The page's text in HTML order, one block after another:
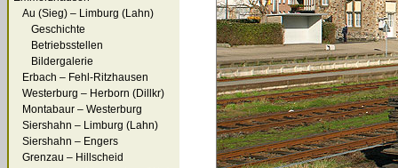
Au (Sieg) – Limburg (Lahn)
Geschichte
Betriebsstellen
Bildergalerie
Erbach – Fehl-Ritzhausen
Westerburg – Herborn (Dillkr)
Montabaur – Westerburg
Siershahn – Limburg (Lahn)
Siershahn – Engers
Grenzau – Hillscheid